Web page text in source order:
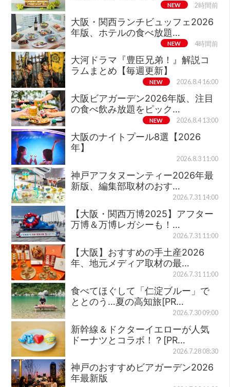
NEW 2時間前
大阪・関西ランチビュッフェ2026
年版、ホテルの食べ放題…
NEW 4時間前
大河ドラマ『豊臣兄弟！』解説コ
ラムまとめ【毎週更新】
NEW 2026.8.4 16:00
大阪ビアガーデン2026年版、注目
の食べ飲み放題をピック…
NEW 2026.8.4 13:00
大阪のナイトプール8選【2026
年】
2026.8.3 11:00
神戸アフタヌーンティー2026年最
新版、編集部取材のおす…
2026.7.31 14:00
【大阪・関西万博2025】アフター
万博＆万博レガシーも！…
2026.7.31 11:00
【大阪】おすすめの手土産2026
年、地元メディア取材の最…
2026.7.31 11:00
食べてほぐして「仁淀ブルー」で
ととのう…夏の高知旅[PR…
2026.7.30 09:00
新幹線＆ドクターイエローが人気
ドーナツとコラボ！？[PR…
2026.7.28 08:30
神戸のおすすめビアガーデン2026
年最新版